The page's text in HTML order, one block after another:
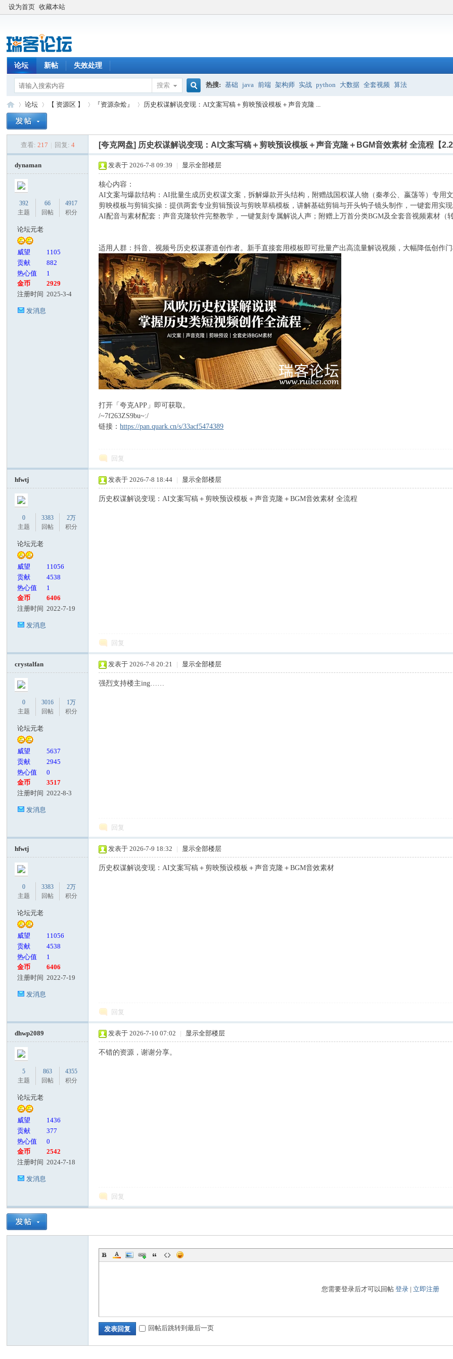
设为首页 收藏本站
论坛 新帖 失效处理
搜索
搜
索
热搜: 基础 java 前端 架构师 实战 python 大数据 全套视频 算法
论坛
›
【 资源区 】 『资源杂烩』
›
历史权谋解说变现：AI文案写稿＋剪映预设模板＋声音克隆 ...
查看: 217 | 回复: 4 [夸克网盘] 历史权谋解说变现：AI文案写稿＋剪映预设模板＋声音克隆＋BGM音效素材 全流程【
dynaman
392
主题
66
回帖
4917
积分
论坛元老
威望
1105
贡献
882
热心值
1
金币
2929
注册时间 2025-3-4
发消息
发表于 2026-7-8 09:39 | 显示全部楼层
核心内容：
AI文案与爆款结构：AI批量生成历史权谋文案，拆解爆款开头结构，附赠战国权谋人物（秦孝公、嬴荡等）专用
剪映模板与剪辑实操：提供两套专业剪辑预设与剪映草稿模板，讲解基础剪辑与开头钩子镜头制作，一键套用实
AI配音与素材配套：声音克隆软件完整教学，一键复刻专属解说人声；附赠上万首分类BGM及全套音视频素材（
适用人群：抖音、视频号历史权谋赛道创作者。新手直接套用模板即可批量产出高流量解说视频，大幅降低创作
打开「夸克APP」即可获取。
/~7f263ZS9bu~:/
链接：https://pan.quark.cn/s/33acf5474389
回复
hfwtj
0
主题
3383
回帖
2万
积分
论坛元老
威望
11056
贡献
4538
热心值
1
金币
6406
注册时间 2022-7-19
发消息
发表于 2026-7-8 18:44 | 显示全部楼层
历史权谋解说变现：AI文案写稿＋剪映预设模板＋声音克隆＋BGM音效素材 全流程
回复
crystalfan
0
主题
3016
回帖
1万
积分
论坛元老
威望
5637
贡献
2945
热心值
0
金币
3517
注册时间 2022-8-3
发消息
发表于 2026-7-8 20:21 | 显示全部楼层
强烈支持楼主ing……
回复
hfwtj
0
主题
3383
回帖
2万
积分
论坛元老
威望
11056
贡献
4538
热心值
1
金币
6406
注册时间 2022-7-19
发消息
发表于 2026-7-9 18:32 | 显示全部楼层
历史权谋解说变现：AI文案写稿＋剪映预设模板＋声音克隆＋BGM音效素材
回复
dhwp2089
5
主题
863
回帖
4355
积分
论坛元老
威望
1436
贡献
377
热心值
0
金币
2542
注册时间 2024-7-18
发消息
发表于 2026-7-10 07:02 | 显示全部楼层
不错的资源，谢谢分享。
回复
您需要登录后才可以回帖 登录| 立即注册
发表回复 回帖后跳转到最后一页